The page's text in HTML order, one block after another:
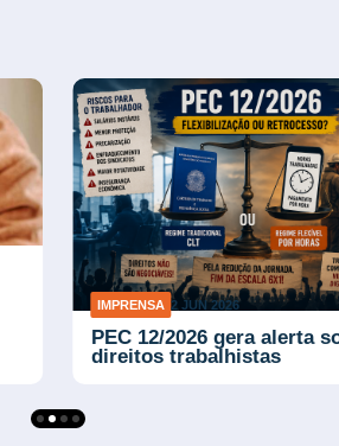
IMPRENSA 2 JUN 2026
PEC 12/2026 gera alerta
direitos trabalhistas